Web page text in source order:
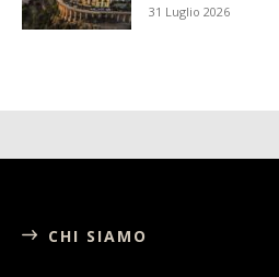
31 Luglio 2026
CHI SIAMO